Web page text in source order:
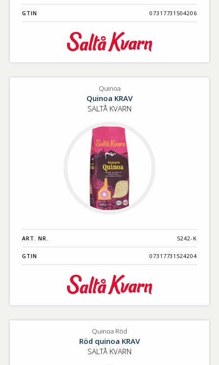
GTIN 07317731504206
Quinoa
Quinoa KRAV
SALTÅ KVARN
ART. NR. 5242-K
GTIN 07317731524204
Quinoa Röd
Röd quinoa KRAV
SALTÅ KVARN